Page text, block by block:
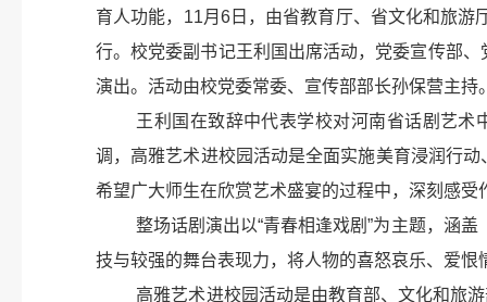
育人功能，11月6日，由省教育厅、省文化和旅游
行。校党委副书记王利国出席活动，党委宣传部
演出。活动由校党委常委、宣传部部长孙保营主持
王利国在致辞中代表学校对河南省话剧艺
调，高雅艺术进校园活动是全面实施美育浸润行
希望广大师生在欣赏艺术盛宴的过程中，深刻感
整场话剧演出以“青春相逢戏剧”为主题，涵
技与较强的舞台表现力，将人物的喜怒哀乐、爱
高雅艺术进校园活动是由教育部、文化和旅